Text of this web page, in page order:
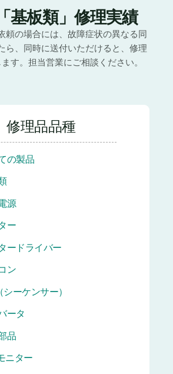
基板類」修理実績
頼の場合には、故障症状の異なる同
ら、同時に送付いただけると、修理
す。担当営業にご相談ください。
修理品品種
の製品
源
ー
ードライバー
ン
シーケンサー）
ータ
品
ニター